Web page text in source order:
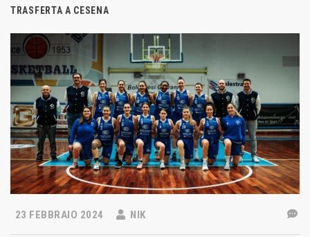
TRASFERTA A CESENA
23 FEBBRAIO 2024 NIK